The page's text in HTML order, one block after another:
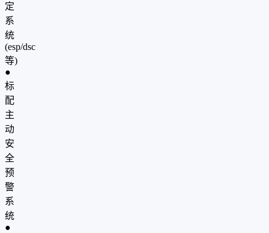
定
系
统
(esp/dsc
等)
●
标
配
主
动
安
全
预
警
系
统
●